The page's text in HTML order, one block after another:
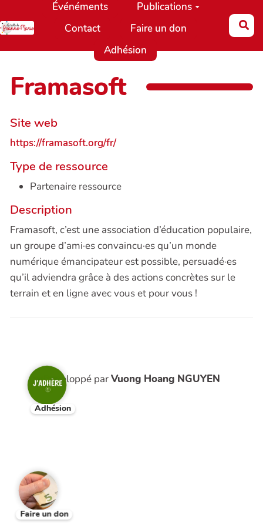
Aller au contenu principal
Événéments
Publications
Contact
Faire un don
Adhésion
Framasoft
Site web
https://framasoft.org/fr/
Type de ressource
Partenaire ressource
Description
Framasoft, c’est une association d’éducation populaire,
un groupe d’ami·es convaincu·es qu’un monde
numérique émancipateur est possible, persuadé·es
qu’il adviendra grâce à des actions concrètes sur le
terrain et en ligne avec vous et pour vous !
Développé parVuong Hoang NGUYEN
Adhésion
Faire un don